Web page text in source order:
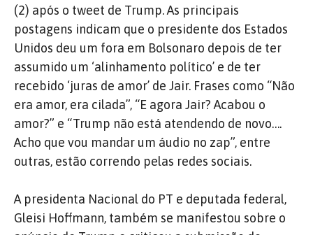
(2) após o tweet de Trump. As principais
postagens indicam que o presidente dos Estados
Unidos deu um fora em Bolsonaro depois de ter
assumido um ‘alinhamento político’ e de ter
recebido ‘juras de amor’ de Jair. Frases como “Não
era amor, era cilada”, “E agora Jair? Acabou o
amor?” e “Trump não está atendendo de novo….
Acho que vou mandar um áudio no zap”, entre
outras, estão correndo pelas redes sociais.
A presidenta Nacional do PT e deputada federal,
Gleisi Hoffmann, também se manifestou sobre o